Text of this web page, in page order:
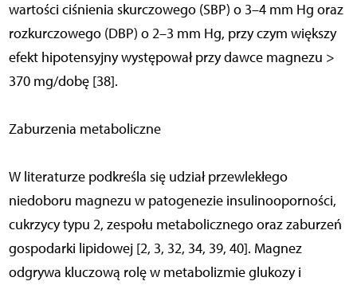
wartości ciśnienia skurczowego (SBP) o 3–4 mm Hg oraz
rozkurczowego (DBP) o 2–3 mm Hg, przy czym większy
efekt hipotensyjny występował przy dawce magnezu >
370 mg/dobę [38].
Zaburzenia metaboliczne
W literaturze pod­kreśla się udział przewlekłego
niedoboru magnezu w patogenezie insulinooporności,
cukrzycy typu 2, zespołu metabolicznego oraz zaburzeń
gospodarki lipidowej [2, 3, 32, 34, 39, 40]. Magnez
odgrywa kluczową rolę w metabolizmie glukozy i